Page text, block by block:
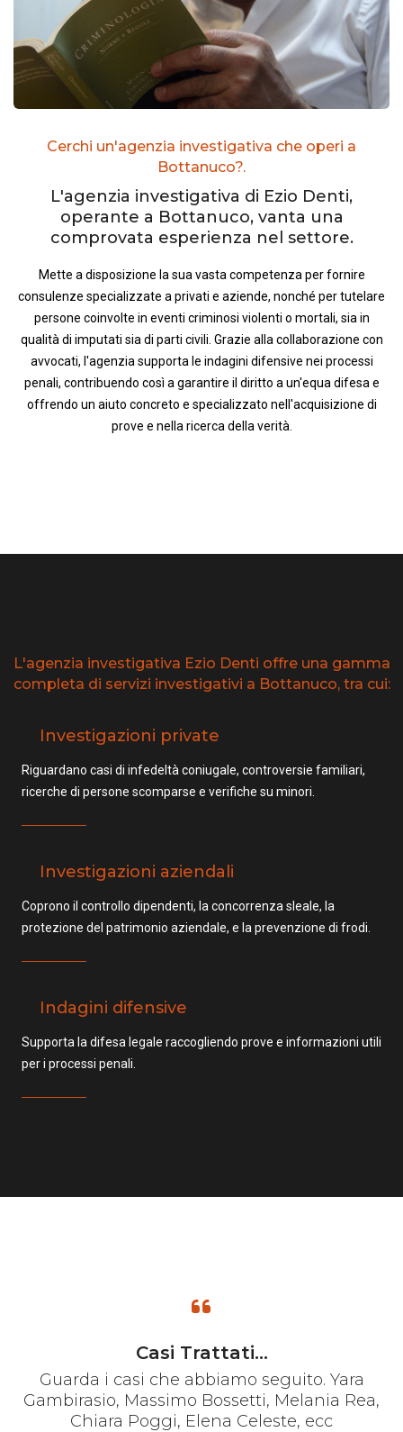
Cerchi un'agenzia investigativa che operi a
Bottanuco?.
L'agenzia investigativa di Ezio Denti,
operante a Bottanuco, vanta una
comprovata esperienza nel settore.
Mette a disposizione la sua vasta competenza per fornire
consulenze specializzate a privati e aziende, nonché per tutelare
persone coinvolte in eventi criminosi violenti o mortali, sia in
qualità di imputati sia di parti civili. Grazie alla collaborazione con
avvocati, l'agenzia supporta le indagini difensive nei processi
penali, contribuendo così a garantire il diritto a un'equa difesa e
offrendo un aiuto concreto e specializzato nell'acquisizione di
prove e nella ricerca della verità.
L'agenzia investigativa Ezio Denti offre una gamma
completa di servizi investigativi a Bottanuco, tra cui:
Investigazioni private
Riguardano casi di infedeltà coniugale, controversie familiari,
ricerche di persone scomparse e verifiche su minori.
Investigazioni aziendali
Coprono il controllo dipendenti, la concorrenza sleale, la
protezione del patrimonio aziendale, e la prevenzione di frodi.
Indagini difensive
Supporta la difesa legale raccogliendo prove e informazioni utili
per i processi penali.
Casi Trattati...
Guarda i casi che abbiamo seguito. Yara
Gambirasio, Massimo Bossetti, Melania Rea,
Chiara Poggi, Elena Celeste, ecc